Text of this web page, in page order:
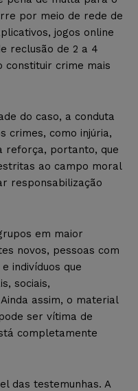
por meio de rede de
jogos online
reclusão de 2 a 4
constituir crime mais
do caso, a conduta
crimes, como injúria,
reforça, portanto, que
ao campo moral
responsabilização
em maior
novos, pessoas com
indivíduos que
sociais,
assim, o material
ser vítima de
completamente
das testemunhas. A